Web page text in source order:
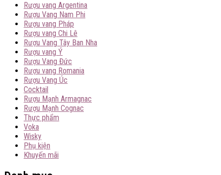
Rượu vang Argentina
Rượu Vang Nam Phi
Rượu vang Pháp
Rượu vang Chi Lê
Rượu Vang Tây Ban Nha
Rượu vang Ý
Rượu Vang Đức
Rượu vang Romania
Rượu Vang Úc
Cocktail
Rượu Mạnh Armagnac
Rượu Mạnh Cognac
Thực phẩm
Voka
Wisky
Phụ kiện
Khuyến mãi